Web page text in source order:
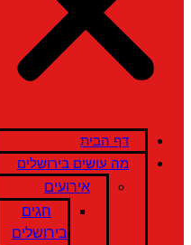
דף הבית
מה עושים בירושלים
אירועים
חגים
בירושלים